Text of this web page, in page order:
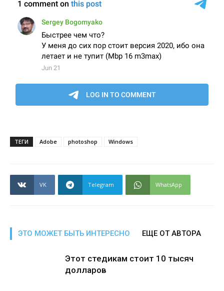
ТЕГИ Adobe photoshop Windows
VK Telegram WhatsApp
ЭТО МОЖЕТ БЫТЬ ИНТЕРЕСНО ЕЩЕ ОТ АВТОРА
Этот стедикам стоит 10 тысяч
долларов